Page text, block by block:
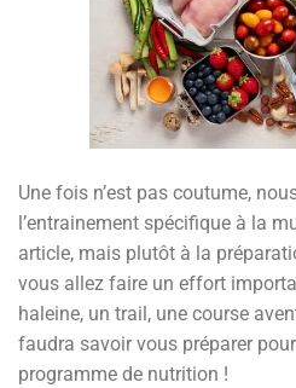
Une fois n’est pas coutume,
l’entrainement spécifique à la
article, mais plutôt à la
vous allez faire un effort
haleine, un trail, une course
faudra savoir vous préparer
programme de nutrition !